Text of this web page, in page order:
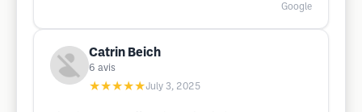
Google
Catrin Beich
6 avis
★★★★★July 3, 2025